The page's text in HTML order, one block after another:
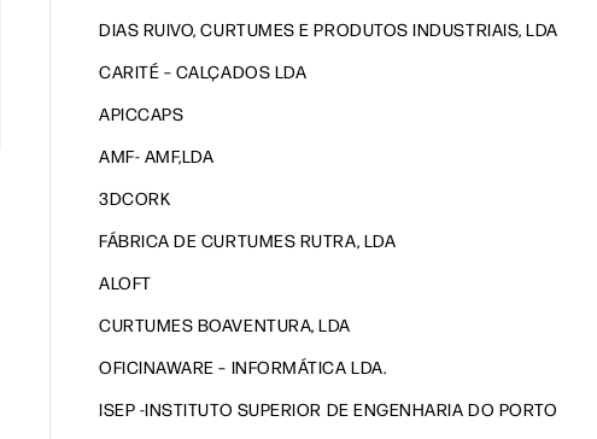
DIAS RUIVO, CURTUMES E PRODUTOS INDUSTRIAIS, LDA
CARITÉ – CALÇADOS LDA
APICCAPS
AMF- AMF,LDA
3DCORK
FÁBRICA DE CURTUMES RUTRA, LDA
ALOFT
CURTUMES BOAVENTURA, LDA
OFICINAWARE – INFORMÁTICA LDA.
ISEP -INSTITUTO SUPERIOR DE ENGENHARIA DO PORTO